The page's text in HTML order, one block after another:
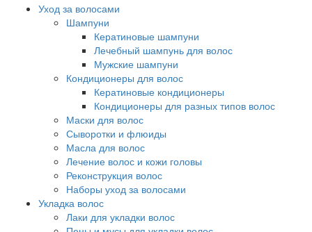
Уход за волосами
Шампуни
Кератиновые шампуни
Лечебный шампунь для волос
Мужские шампуни
Кондиционеры для волос
Кератиновые кондиционеры
Кондиционеры для разных типов волос
Маски для волос
Сыворотки и флюиды
Масла для волос
Лечение волос и кожи головы
Реконструкция волос
Наборы уход за волосами
Укладка волос
Лаки для укладки волос